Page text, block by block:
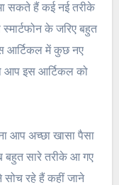
सकते हैं कई नई तरीके
के जरिए बहुत
आर्टिकल में कुछ नए
आप इस आर्टिकल को
आप अच्छा खासा पैसा
बहुत सारे तरीके आ गए
रहे हैं कहीं जाने